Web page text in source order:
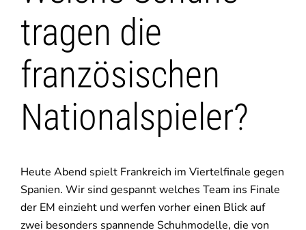
tragen die
französischen
Nationalspieler?
Heute Abend spielt Frankreich im Viertelfinale gegen
Spanien. Wir sind gespannt welches Team ins Finale
der EM einzieht und werfen vorher einen Blick auf
zwei besonders spannende Schuhmodelle, die von